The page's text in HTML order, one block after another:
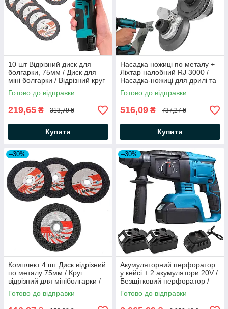
10 шт Відрізний диск для
болгарки, 75мм / Диск для
міні болгарки / Відрізний круг
по металу / Диск для УШМ
Готово до відправки
219,65 ₴ 313,79 ₴
Купити
Насадка ножиці по металу +
Ліхтар налобний RJ 3000 /
Насадка-ножиці для дрилі та
шуруповерта
Готово до відправки
516,09 ₴ 737,27 ₴
Купити
–30%
Комплект 4 шт Диск відрізний
по металу 75мм / Круг
відрізний для мініболгарки /
Круг на міні болгарку КШМ
Готово до відправки
–30%
Акумуляторний перфоратор
у кейсі + 2 акумулятори 20V /
Безщітковий перфоратор /
Ударний дриль-перфоратор
Готово до відправки